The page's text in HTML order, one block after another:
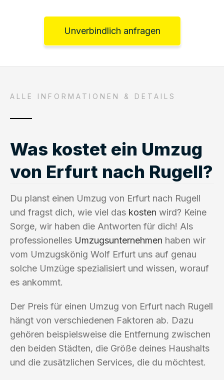
Unverbindlich anfragen
ALLE INFORMATIONEN & DETAILS
Was kostet ein Umzug
von Erfurt nach Rugell?
Du planst einen Umzug von Erfurt nach Rugell
und fragst dich, wie viel das kosten wird? Keine
Sorge, wir haben die Antworten für dich! Als
professionelles Umzugsunternehmen haben wir
vom Umzugskönig Wolf Erfurt uns auf genau
solche Umzüge spezialisiert und wissen, worauf
es ankommt.
Der Preis für einen Umzug von Erfurt nach Rugell
hängt von verschiedenen Faktoren ab. Dazu
gehören beispielsweise die Entfernung zwischen
den beiden Städten, die Größe deines Haushalts
und die zusätzlichen Services, die du möchtest.